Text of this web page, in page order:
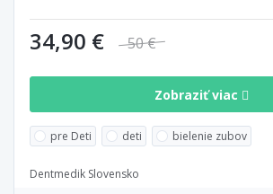
34,90 € 50 €
Zobraziť viac
pre Deti deti bielenie zubov
Dentmedik Slovensko